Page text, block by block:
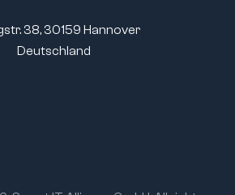
38, 30159 Hannover
Deutschland